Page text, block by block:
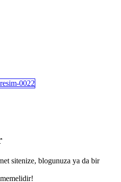
sitenize, blogunuza ya da bir